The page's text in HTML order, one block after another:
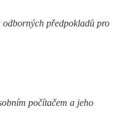
odborných předpokladů pro
počítačem a jeho